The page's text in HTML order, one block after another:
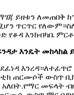
ይዘቱን ለመጠበቅ
ጥርጥር
የቆዳ እንክብካቤ
እንዴት መከላከል
ጠርሙሶች ውስጥ
መፍላት